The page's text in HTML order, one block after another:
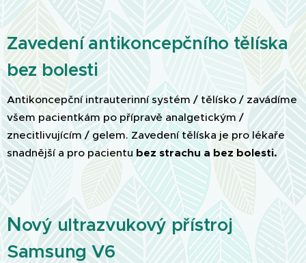
Zavedení antikoncepčního tělíska
bez bolesti
Antikoncepční intrauterinní systém / tělísko / zavádíme
všem pacientkám po přípravě analgetickým /
znecitlivujícím / gelem. Zavedení tělíska je pro lékaře
snadnější a pro pacientubez strachu a bez bolesti.
Nový ultrazvukový přístroj
Samsung V6